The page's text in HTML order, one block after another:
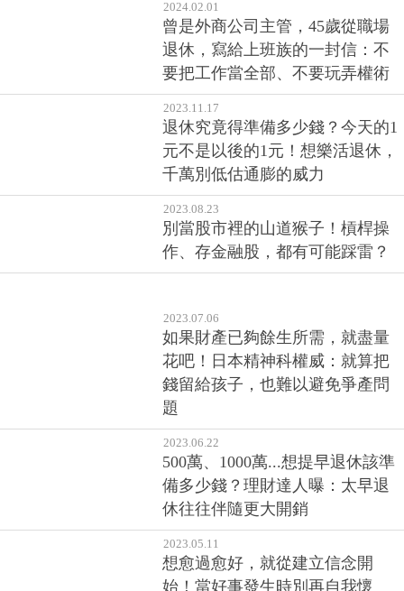
2023.11.17
退休究竟得準備多少錢？今天的1
元不是以後的1元！想樂活退休，
千萬別低估通膨的威力
2023.08.23
別當股市裡的山道猴子！槓桿操
作、存金融股，都有可能踩雷？
2023.07.06
如果財產已夠餘生所需，就盡量
花吧！日本精神科權威：就算把
題
2023.06.22
500萬、1000萬...想提早退休該準
備多少錢？理財達人曝：太早退
休往往伴隨更大開銷
2023.05.11
想愈過愈好，就從建立信念開
始！當好事發生時別再自我懷
疑，而要想「我為什麼可以？」
2022.12.07
存夠了錢就能及早退休，享受人